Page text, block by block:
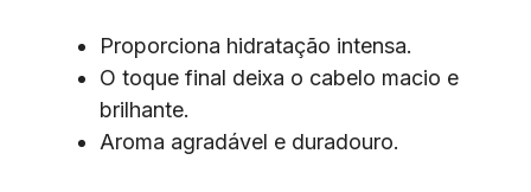
Proporciona hidratação intensa.
O toque final deixa o cabelo macio e
brilhante.
Aroma agradável e duradouro.